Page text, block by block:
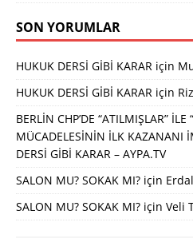
SON YORUMLAR
HUKUK DERSİ GİBİ KARAR için
HUKUK DERSİ GİBİ KARAR için
BERLİN CHP’DE “ATILMIŞLAR” İLE
MÜCADELESİNİN İLK KAZANANI
DERSİ GİBİ KARAR – AYPA.TV
SALON MU? SOKAK MI? için
SALON MU? SOKAK MI? için Veli